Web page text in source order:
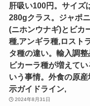
肝吸い100円。サイズ
280gクラス。ジャポ
(ニホンウナギ)とビカ
種,アンギラ種,ロスト
タ種の違い。輸入調整
ビカーラ種が増えてい
いう事情。外食の原産
示ガイドライン,
2024年8月31日